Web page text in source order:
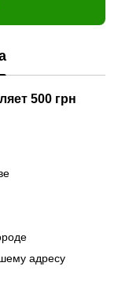
500 грн
адресу